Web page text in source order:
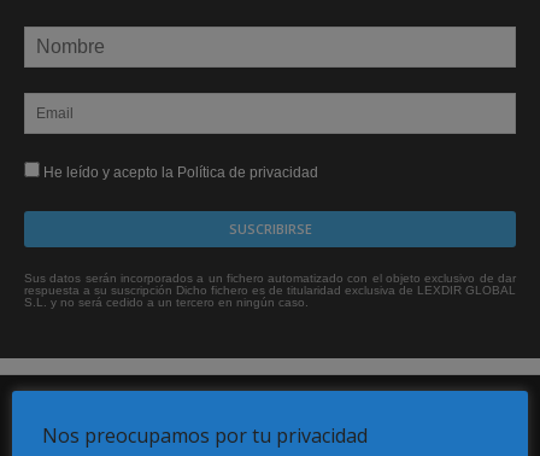
He leído y acepto la Política de privacidad
Sus datos serán incorporados a un fichero automatizado con el objeto exclusivo de dar
respuesta a su suscripción Dicho fichero es de titularidad exclusiva de LEXDIR GLOBAL
S.L. y no será cedido a un tercero en ningún caso.
Nos preocupamos por tu privacidad